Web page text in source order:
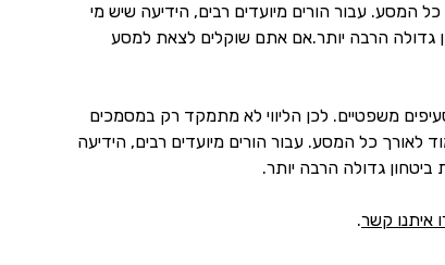
המסע. עבור הורים מיועדים רבים, הידיעה שיש מי
גדולה הרבה יותר.אם אתם שוקלים לצאת למסע
משפטיים. לכן הליווי לא מתמקד רק במסמכים
לאורך כל המסע. עבור הורים מיועדים רבים, הידיעה
גדולה הרבה יותר.
איתנו קשר.